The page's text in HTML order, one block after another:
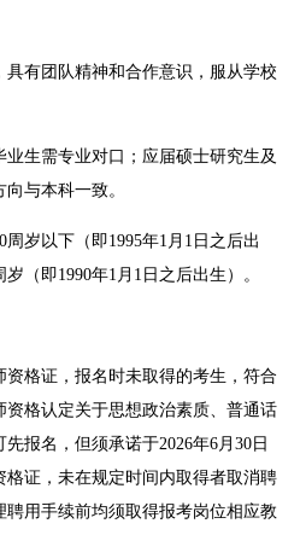
具有团队精神和合作意识，服从学校
业生需专业对口；应届硕士研究生及
与本科一致。
周岁以下（即1995年1月1日之后出
（即1990年1月1日之后出生）。
格证，报名时未取得的考生，符合
格认定关于思想政治素质、普通话
报名，但须承诺于2026年6月30日
证，未在规定时间内取得者取消聘
用手续前均须取得报考岗位相应教